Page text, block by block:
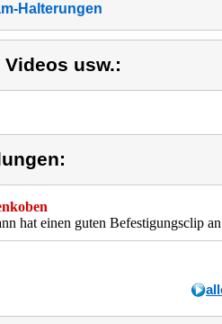
Halterungen
usw.:
hat einen guten Befestigungsclip